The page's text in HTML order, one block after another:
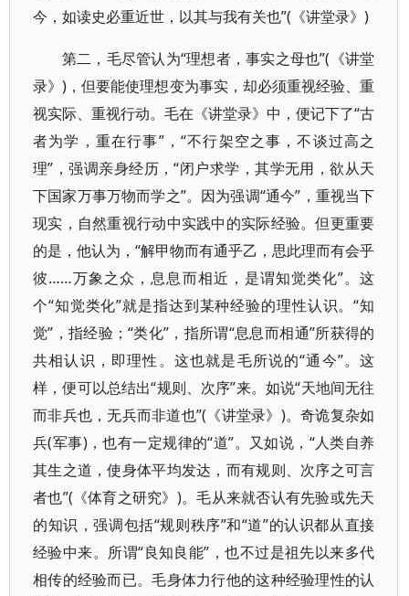
今，如读史必重近世，以其与我有关也”(《讲堂录》)
第二，毛尽管认为“理想者，事实之母也”(《讲堂
录》)，但要能使理想变为事实，却必须重视经验、重
视实际、重视行动。毛在《讲堂录》中，便记下了“古
者为学，重在行事”，“不行架空之事，不谈过高之
理”，强调亲身经历，“闭户求学，其学无用，欲从天
下国家万事万物而学之”。因为强调“通今”，重视当下
现实，自然重视行动中实践中的实际经验。但更重要
的是，他认为，“解甲物而有通乎乙，思此理而有会乎
彼……万象之众，息息而相近，是谓知觉类化”。这
个“知觉类化”就是指达到某种经验的理性认识。“知
觉”，指经验；“类化”，指所谓“息息而相通”所获得的
共相认识，即理性。这也就是毛所说的“通今”。这
样，便可以总结出“规则、次序”来。如说“天地间无往
而非兵也，无兵而非道也”(《讲堂录》)。奇诡复杂如
兵(军事)，也有一定规律的“道”。又如说，“人类自养
其生之道，使身体平均发达，而有规则、次序之可言
者也”(《体育之研究》)。毛从来就否认有先验或先天
的知识，强调包括“规则秩序”和“道”的认识都从直接
经验中来。所谓“良知良能”，也不过是祖先以来多代
相传的经验而已。毛身体力行他的这种经验理性的认